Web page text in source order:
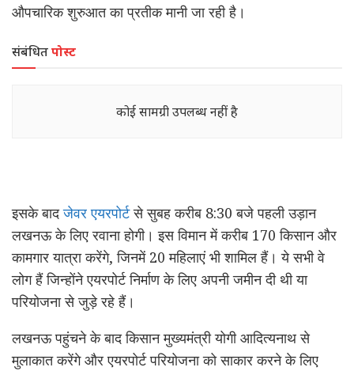
औपचारिक शुरुआत का प्रतीक मानी जा रही है।
संबंधितपोस्ट
कोई सामग्री उपलब्ध नहीं है
इसके बादजेवर एयरपोर्टसे सुबह करीब 8:30 बजे पहली उड़ान
लखनऊ के लिए रवाना होगी। इस विमान में करीब 170 किसान और
कामगार यात्रा करेंगे, जिनमें 20 महिलाएं भी शामिल हैं। ये सभी वे
लोग हैं जिन्होंने एयरपोर्ट निर्माण के लिए अपनी जमीन दी थी या
परियोजना से जुड़े रहे हैं।
लखनऊ पहुंचने के बाद किसान मुख्यमंत्री योगी आदित्यनाथ से
मुलाकात करेंगे और एयरपोर्ट परियोजना को साकार करने के लिए